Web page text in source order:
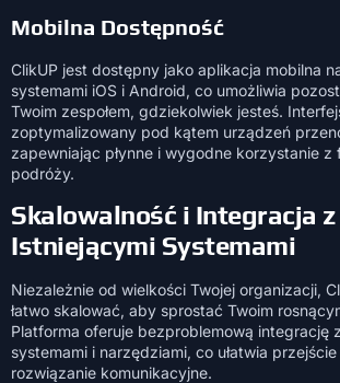
Mobilna Dostępność
ClikUP jest dostępny jako aplikacja mobilna
systemami iOS i Android, co umożliwia
Twoim zespołem, gdziekolwiek jesteś.
zoptymalizowany pod kątem urządzeń
zapewniając płynne i wygodne korzystanie z
podróży.
Skalowalność i Integracja z
Istniejącymi Systemami
Niezależnie od wielkości Twojej organizacji,
łatwo skalować, aby sprostać Twoim
Platforma oferuje bezproblemową integrację
systemami i narzędziami, co ułatwia
rozwiązanie komunikacyjne.